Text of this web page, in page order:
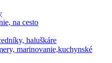
na cesto
haluškáre
marinovanie,kuchynské